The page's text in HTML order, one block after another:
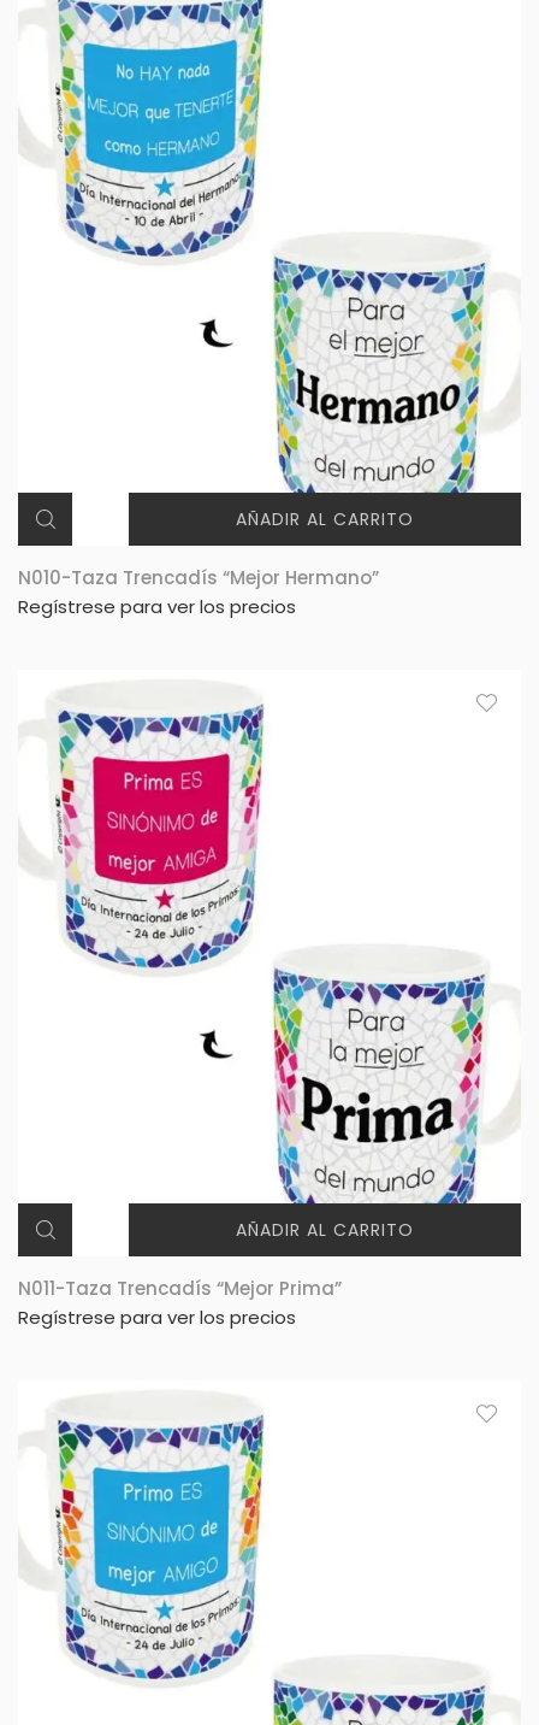
AÑADIR AL CARRITO
N010-Taza Trencadís “Mejor Hermano”
Regístrese para ver los precios
AÑADIR AL CARRITO
N011-Taza Trencadís “Mejor Prima”
Regístrese para ver los precios